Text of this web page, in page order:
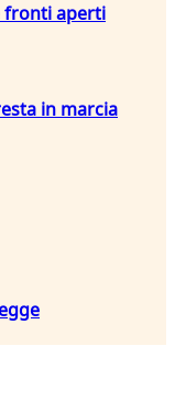
fronti aperti
in marcia